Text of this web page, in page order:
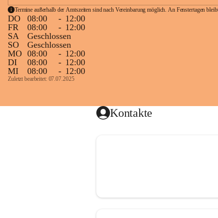
Termine außerhalb der Amtszeiten sind nach Vereinbarung möglich. An Fenstertagen
DO 08:00 - 12:00
FR
08:00 - 12:00
SA
Geschlossen
SO
Geschlossen
MO 08:00 - 12:00
DI
08:00 - 12:00
MI
08:00 - 12:00
Zuletzt bearbeitet: 07.07.2025
Kontakte